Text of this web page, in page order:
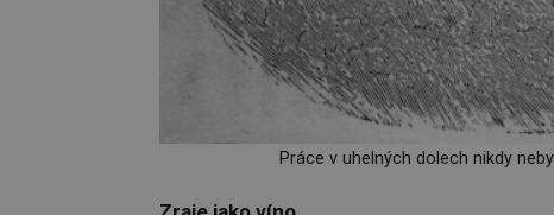
Práce v uhelných dolech nikdy